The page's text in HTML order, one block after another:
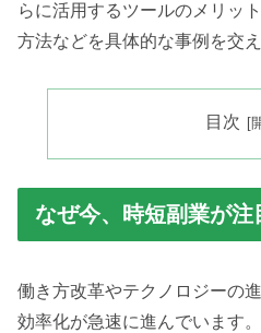
らに活用するツールのメリッ
方法などを具体的な事例を交
目次
なぜ今、時短副業が注
働き方改革やテクノロジーの
効率化が急速に進んでいます